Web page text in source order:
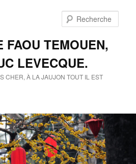
FAOU TEMOUEN,
LEVECQUE.
CHER, À LA JAUJON TOUT IL EST